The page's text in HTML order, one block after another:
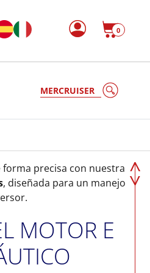
0
V
precisa con nuestra
, diseñada para un manejo
MOTOR E